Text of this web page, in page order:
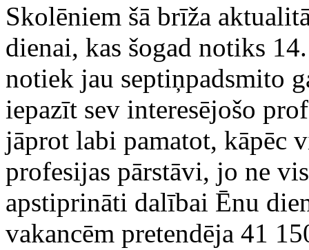
Skolēniem šā brīža
dienai, kas šogad notiks
notiek jau septiņpadsmito
iepazīt sev interesējošo
jāprot labi pamatot, kāpēc
profesijas pārstāvi, jo ne
apstiprināti dalībai Ēnu
vakancēm pretendēja 41